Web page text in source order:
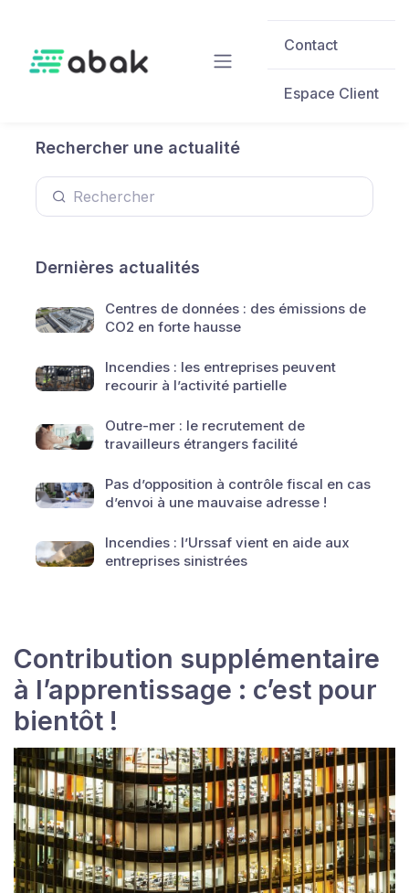
Contact
Espace Client
Rechercher une actualité
Dernières actualités
Centres de données : des émissions de
CO2 en forte hausse
Incendies : les entreprises peuvent
recourir à l’activité partielle
Outre-mer : le recrutement de
travailleurs étrangers facilité
Pas d’opposition à contrôle fiscal en cas
d’envoi à une mauvaise adresse !
Incendies : l’Urssaf vient en aide aux
entreprises sinistrées
Contribution supplémentaire
à l’apprentissage : c’est pour
bientôt !